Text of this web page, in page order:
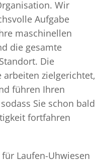
Wir
Aufgabe
maschinellen
die gesamte
Die
zielgerichtet,
führen Ihren
Sie schon bald
fortfahren
Laufen-Uhwiesen